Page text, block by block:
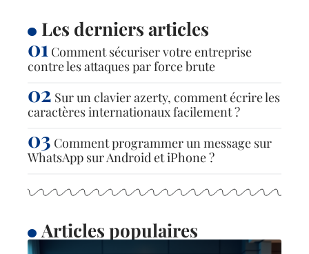
Les derniers articles
Comment sécuriser votre entreprise
contre les attaques par force brute
Sur un clavier azerty, comment écrire les
caractères internationaux facilement ?
Comment programmer un message sur
WhatsApp sur Android et iPhone ?
Articles populaires